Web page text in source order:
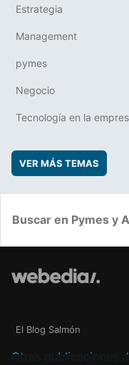
Estrategia
Management
pymes
Negocio
Tecnología en la
VER MÁS TEMAS
El Blog Salmón
Otras publicaciones